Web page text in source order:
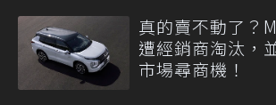
真的賣不動了？
遭經銷商淘汰，
市場尋商機！